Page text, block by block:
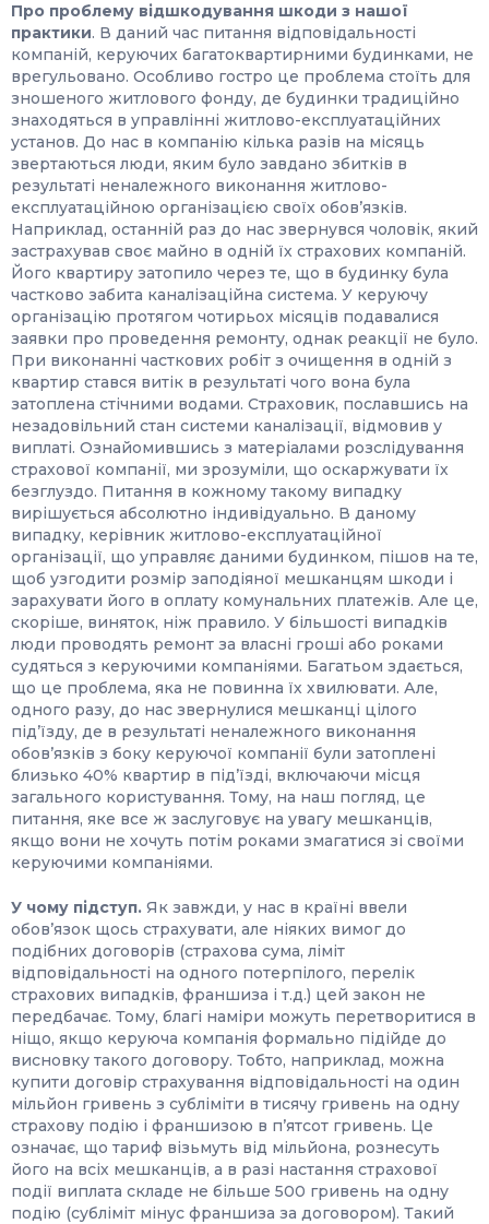
Про проблему відшкодування шкоди з нашої
практики. В даний час питання відповідальності
компаній, керуючих багатоквартирними будинками, не
врегульовано. Особливо гостро це проблема стоїть для
зношеного житлового фонду, де будинки традиційно
знаходяться в управлінні житлово-експлуатаційних
установ. До нас в компанію кілька разів на місяць
звертаються люди, яким було завдано збитків в
результаті неналежного виконання житлово-
експлуатаційною організацією своїх обов’язків.
Наприклад, останній раз до нас звернувся чоловік, який
застрахував своє майно в одній їх страхових компаній.
Його квартиру затопило через те, що в будинку була
частково забита каналізаційна система. У керуючу
організацію протягом чотирьох місяців подавалися
заявки про проведення ремонту, однак реакції не було.
При виконанні часткових робіт з очищення в одній з
квартир стався витік в результаті чого вона була
затоплена стічними водами. Страховик, пославшись на
незадовільний стан системи каналізації, відмовив у
виплаті. Ознайомившись з матеріалами розслідування
страхової компанії, ми зрозуміли, що оскаржувати їх
безглуздо. Питання в кожному такому випадку
вирішується абсолютно індивідуально. В даному
випадку, керівник житлово-експлуатаційної
організації, що управляє даними будинком, пішов на те,
щоб узгодити розмір заподіяної мешканцям шкоди і
зарахувати його в оплату комунальних платежів. Але це,
скоріше, виняток, ніж правило. У більшості випадків
люди проводять ремонт за власні гроші або роками
судяться з керуючими компаніями. Багатьом здається,
що це проблема, яка не повинна їх хвилювати. Але,
одного разу, до нас звернулися мешканці цілого
під’їзду, де в результаті неналежного виконання
обов’язків з боку керуючої компанії були затоплені
близько 40% квартир в під’їзді, включаючи місця
загального користування. Тому, на наш погляд, це
питання, яке все ж заслуговує на увагу мешканців,
якщо вони не хочуть потім роками змагатися зі своїми
керуючими компаніями.
У чому підступ. Як завжди, у нас в країні ввели
обов’язок щось страхувати, але ніяких вимог до
подібних договорів (страхова сума, ліміт
відповідальності на одного потерпілого, перелік
страхових випадків, франшиза і т.д.) цей закон не
передбачає. Тому, благі наміри можуть перетворитися в
ніщо, якщо керуюча компанія формально підійде до
висновку такого договору. Тобто, наприклад, можна
купити договір страхування відповідальності на один
мільйон гривень з субліміти в тисячу гривень на одну
страхову подію і франшизою в п’ятсот гривень. Це
означає, що тариф візьмуть від мільйона, рознесуть
його на всіх мешканців, а в разі настання страхової
події виплата складе не більше 500 гривень на одну
подію (субліміт мінус франшиза за договором). Такий